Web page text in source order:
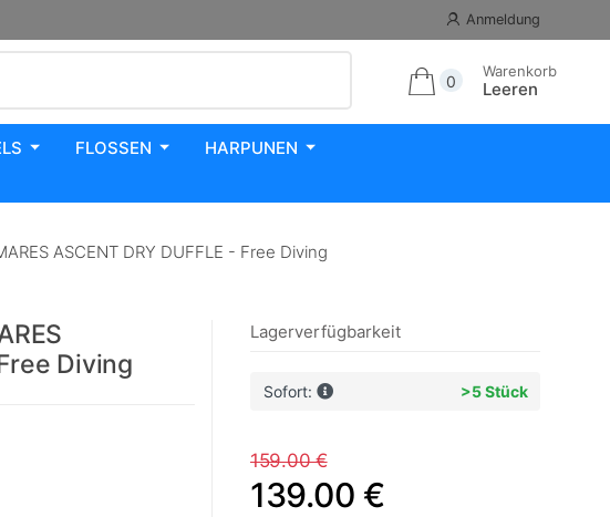
Anmeldung
0
Warenkorb
Leeren
FLOSSEN
HARPUNEN
ASCENT DRY DUFFLE - Free Diving
Diving
Lagerverfügbarkeit
Sofort: >5 Stück
159.00 €
139.00 €